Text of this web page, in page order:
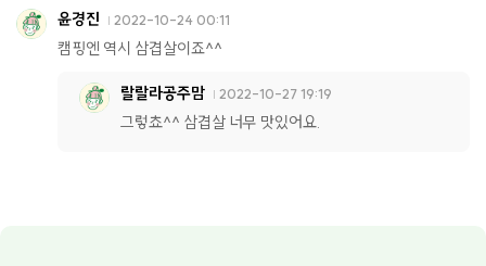
윤경진 2022-10-24 00:11
캠핑엔 역시 삼겹살이죠^^
랄랄라공주맘 2022-10-27 19:19
그렇쵸^^ 삼겹살 너무 맛있어요.